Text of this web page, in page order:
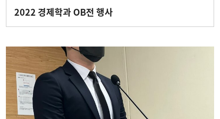
2022 경제학과 OB전 행사